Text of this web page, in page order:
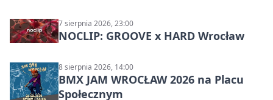
7 sierpnia 2026, 23:00
NOCLIP: GROOVE x HARD Wrocław
8 sierpnia 2026, 14:00
BMX JAM WROCŁAW 2026 na Placu
Społecznym